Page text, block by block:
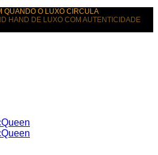
QUANDO O LUXO CIRCULA
HAND DE LUXO COM AUTENTICIDADE